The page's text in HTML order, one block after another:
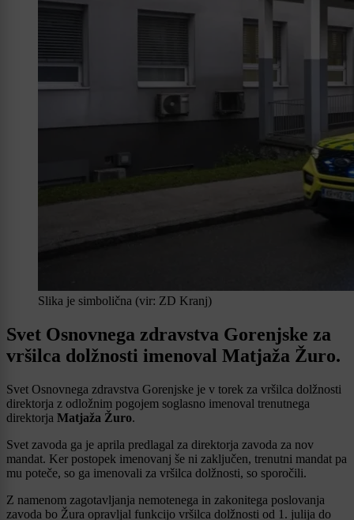
Slika je simbolična (vir: ZD Kranj)
Svet Osnovnega zdravstva Gorenjske za
vršilca dolžnosti imenoval Matjaža Žuro.
Svet Osnovnega zdravstva Gorenjske je v torek za vršilca dolžnosti
direktorja z odložnim pogojem soglasno imenoval trenutnega
direktorja Matjaža Žuro.
Svet zavoda ga je aprila predlagal za direktorja zavoda za nov
mandat. Ker postopek imenovanj še ni zaključen, trenutni mandat pa
mu poteče, so ga imenovali za vršilca dolžnosti, so sporočili.
Z namenom zagotavljanja nemotenega in zakonitega poslovanja
zavoda bo Žura opravljal funkcijo vršilca dolžnosti od 1. julija do